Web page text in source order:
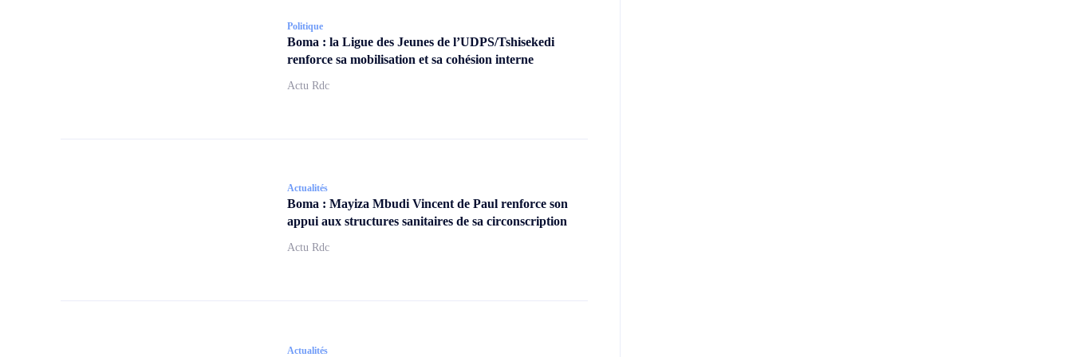
Politique
Boma : la Ligue des Jeunes de l’UDPS/Tshisekedi
renforce sa mobilisation et sa cohésion interne
Actu Rdc
Actualités
Boma : Mayiza Mbudi Vincent de Paul renforce son
appui aux structures sanitaires de sa circonscription
Actu Rdc
Actualités